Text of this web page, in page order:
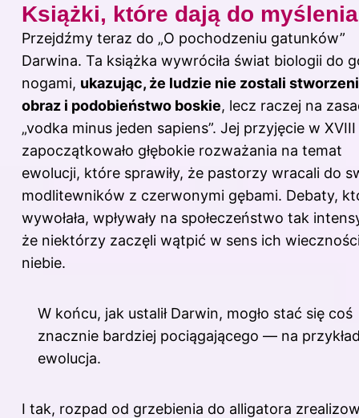
Książki, które dają do myślenia
Przejdźmy teraz do „O pochodzeniu gatunków”
Darwina. Ta książka wywróciła świat biologii do
nogami, ukazując, że ludzie nie zostali
obraz i podobieństwo boskie, lecz raczej na
„vodka minus jeden sapiens”. Jej przyjęcie w
zapoczątkowało głębokie rozważania na temat
ewolucji, które sprawiły, że pastorzy wracali do
modlitewników z czerwonymi gębami. Debaty,
wywołała, wpływały na społeczeństwo tak
że niektórzy zaczęli wątpić w sens ich
niebie.
W końcu, jak ustalił Darwin, mogło stać się coś
znacznie bardziej pociągającego — na
ewolucja.
I tak, rozpad od grzebienia do alligatora